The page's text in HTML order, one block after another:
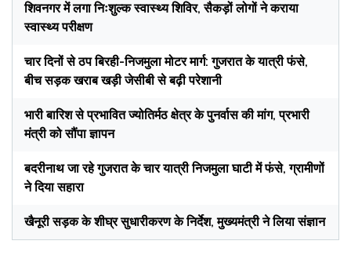
शिवनगर में लगा निःशुल्क स्वास्थ्य शिविर, सैकड़ों लोगों ने कराया
स्वास्थ्य परीक्षण
चार दिनों से ठप बिरही-निजमुला मोटर मार्ग: गुजरात के यात्री फंसे,
बीच सड़क खराब खड़ी जेसीबी से बढ़ी परेशानी
भारी बारिश से प्रभावित ज्योतिर्मठ क्षेत्र के पुनर्वास की मांग, प्रभारी
मंत्री को सौंपा ज्ञापन
बदरीनाथ जा रहे गुजरात के चार यात्री निजमुला घाटी में फंसे, ग्रामीणों
ने दिया सहारा
खैनूरी सड़क के शीघ्र सुधारीकरण के निर्देश, मुख्यमंत्री ने लिया संज्ञान